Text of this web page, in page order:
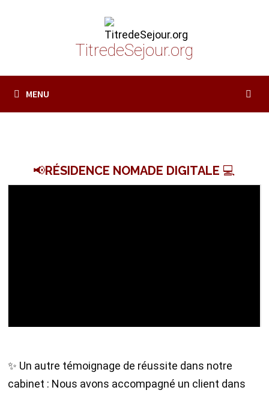
TitredeSejour.org
MENU
📢RÉSIDENCE NOMADE DIGITALE 💻
✨ Un autre témoignage de réussite dans notre
cabinet : Nous avons accompagné un client dans